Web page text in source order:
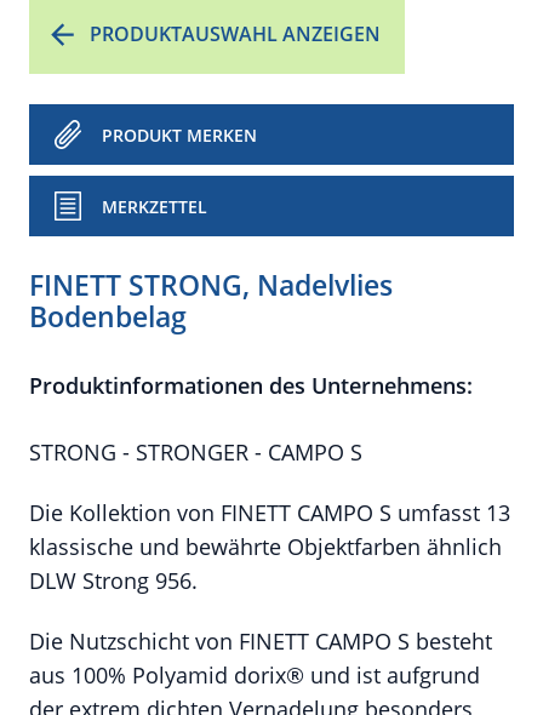
PRODUKTAUSWAHL ANZEIGEN
PRODUKT MERKEN
MERKZETTEL
FINETT STRONG, Nadelvlies
Bodenbelag
Produktinformationen des Unternehmens:
STRONG - STRONGER - CAMPO S
Die Kollektion von FINETT CAMPO S umfasst 13
klassische und bewährte Objektfarben ähnlich
DLW Strong 956.
Die Nutzschicht von FINETT CAMPO S besteht
aus 100% Polyamid dorix® und ist aufgrund
der extrem dichten Vernadelung besonders